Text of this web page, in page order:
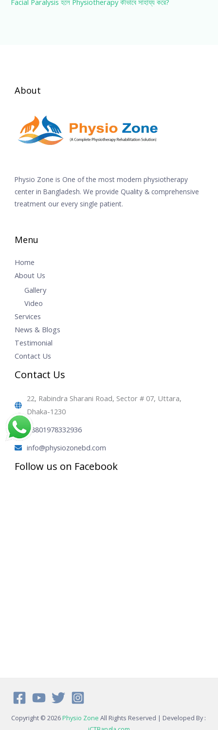
About
Physio Zone is One of the most modern physiotherapy
center in Bangladesh. We provide Quality & comprehensive
treatment our every single patient.
Menu
Home
About Us
Gallery
Video
Services
News & Blogs
Testimonial
Contact Us
Contact Us
22, Rabindra Sharani Road, Sector # 07, Uttara,
Dhaka-1230
+8801978332936
info@physiozonebd.com
Follow us on Facebook
Copyright © 2026Physio Zone All Rights Reserved | Developed By :